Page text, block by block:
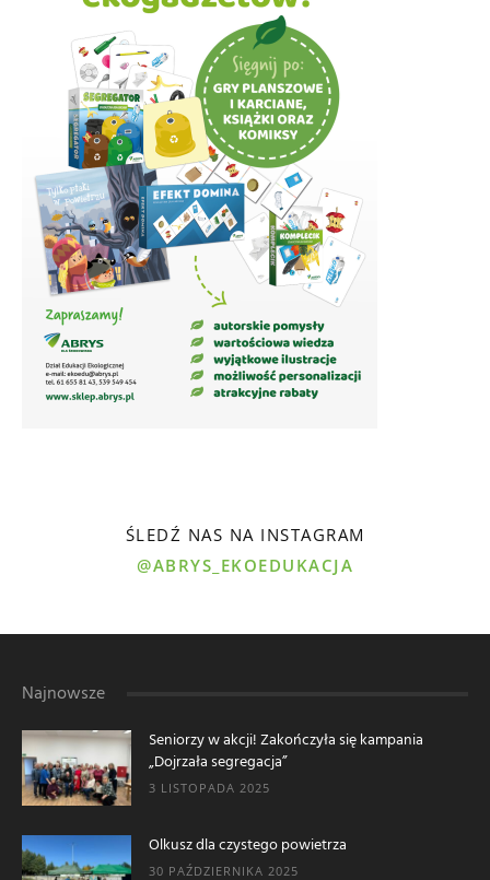
ŚLEDŹ NAS NA INSTAGRAM
@ABRYS_EKOEDUKACJA
Najnowsze
Seniorzy w akcji! Zakończyła się kampania
„Dojrzała segregacja”
3 LISTOPADA 2025
Olkusz dla czystego powietrza
30 PAŹDZIERNIKA 2025